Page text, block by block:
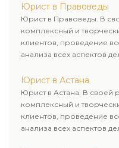
Юрист в Правоведы
Юрист в Правоведы. В
комплексный и
клиентов, проведение
анализа всех аспектов
Юрист в Астана
Юрист в Астана. В своей
комплексный и
клиентов, проведение
анализа всех аспектов